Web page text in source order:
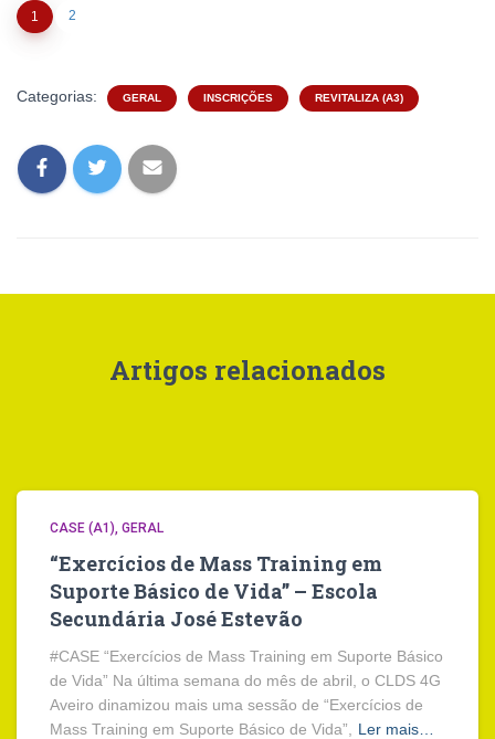
1 2
Categorias: GERAL INSCRIÇÕES REVITALIZA (A3)
Artigos relacionados
CASE (A1) GERAL
“Exercícios de Mass Training em
Suporte Básico de Vida” – Escola
Secundária José Estevão
#CASE “Exercícios de Mass Training em Suporte Básico
de Vida” Na última semana do mês de abril, o CLDS 4G
Aveiro dinamizou mais uma sessão de “Exercícios de
Mass Training em Suporte Básico de Vida”,
Ler mais…